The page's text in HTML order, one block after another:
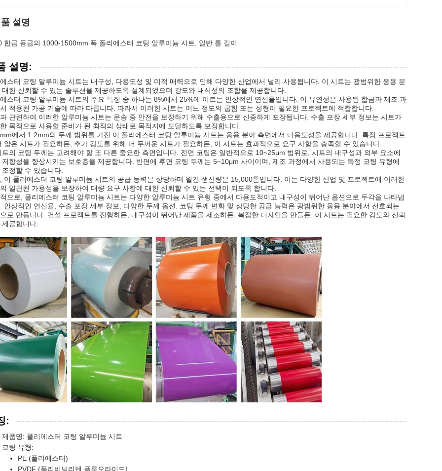
설명
합금 등급의 1000-1500mm 폭 폴리에스터 코팅 알루미늄 시트, 일반 롤 길이
설명:
스터 코팅 알루미늄 시트는 내구성, 다용도성 및 미적 매력으로 인해 다양한 산업에서 널리 사용됩니다. 이 시트는 광범위한 응용 분
대한 신뢰할 수 있는 솔루션을 제공하도록 설계되었으며 강도와 내식성의 조합을 제공합니다.
스터 코팅 알루미늄 시트의 주요 특징 중 하나는 8%에서 25%에 이르는 인상적인 연신율입니다. 이 유연성은 사용된 합금과 제조 과
적용된 가공 기술에 따라 다릅니다. 따라서 이러한 시트는 어느 정도의 굽힘 또는 성형이 필요한 프로젝트에 적합합니다.
관련하여 이러한 알루미늄 시트는 운송 중 안전을 보장하기 위해 수출용으로 신중하게 포장됩니다. 수출 포장 세부 정보는 시트가
목적으로 사용할 준비가 된 최적의 상태로 목적지에 도달하도록 보장합니다.
에서 1.2mm의 두께 범위를 가진 이 폴리에스터 코팅 알루미늄 시트는 응용 분야 측면에서 다용도성을 제공합니다. 특정 프로젝트
얇은 시트가 필요하든, 추가 강도를 위해 더 두꺼운 시트가 필요하든, 이 시트는 효과적으로 요구 사항을 충족할 수 있습니다.
트의 코팅 두께는 고려해야 할 또 다른 중요한 측면입니다. 전면 코팅은 일반적으로 10~25μm 범위로, 시트의 내구성과 외부 요소에
저항성을 향상시키는 보호층을 제공합니다. 반면에 후면 코팅 두께는 5~10μm 사이이며, 제조 과정에서 사용되는 특정 코팅 유형에
조정할 수 있습니다.
이 폴리에스터 코팅 알루미늄 시트의 공급 능력은 상당하며 월간 생산량은 15,000톤입니다. 이는 다양한 산업 및 프로젝트에 이러한
일관된 가용성을 보장하여 대량 요구 사항에 대한 신뢰할 수 있는 선택이 되도록 합니다.
으로, 폴리에스터 코팅 알루미늄 시트는 다양한 알루미늄 시트 유형 중에서 다용도적이고 내구성이 뛰어난 옵션으로 두각을 나타냅
인상적인 연신율, 수출 포장 세부 정보, 다양한 두께 옵션, 코팅 두께 변화 및 상당한 공급 능력은 광범위한 응용 분야에서 선호되는
로 만듭니다. 건설 프로젝트를 진행하든, 내구성이 뛰어난 제품을 제조하든, 복잡한 디자인을 만들든, 이 시트는 필요한 강도와 신뢰
공합니다.
:
제품명: 폴리에스터 코팅 알루미늄 시트
코팅 유형:
PE (폴리에스터)
PVDF (폴리비닐리덴 플루오라이드)